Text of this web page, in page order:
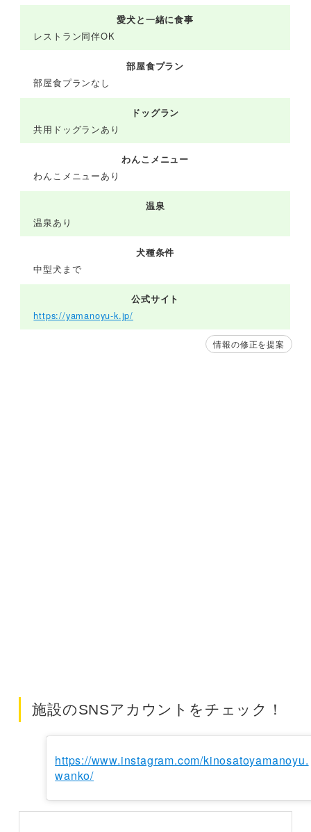
愛犬と一緒に食事
レストラン同伴OK
部屋食プラン
部屋食プランなし
ドッグラン
共用ドッグランあり
わんこメニュー
わんこメニューあり
温泉
温泉あり
犬種条件
中型犬まで
公式サイト
https://yamanoyu-k.jp/
情報の修正を提案
施設のSNSアカウントをチェック！
https://www.instagram.com/kinosatoyamanoyu.
wanko/